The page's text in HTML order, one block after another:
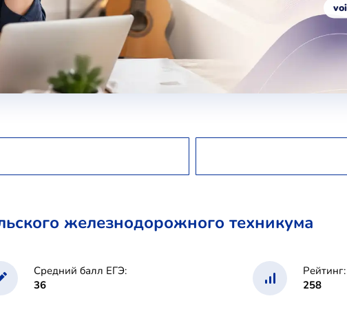
железнодорожного техникума
Средний балл ЕГЭ:
36
Рейтинг:
258